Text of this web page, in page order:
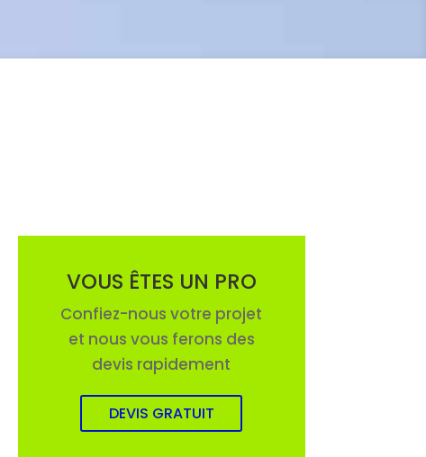
VOUS ÊTES UN PRO
Confiez-nous votre projet
et nous vous ferons des
devis rapidement
DEVIS GRATUIT